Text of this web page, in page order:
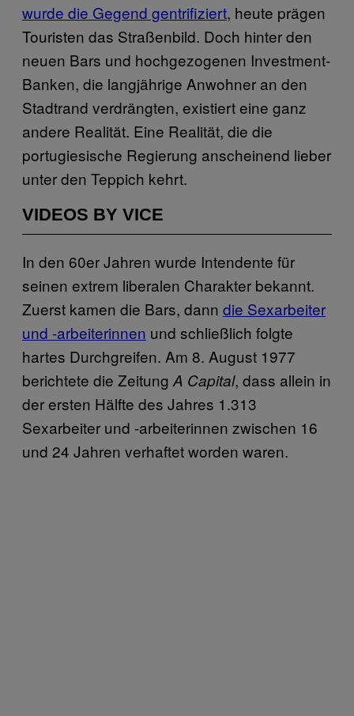
wurde die Gegend gentrifiziert, heute prägen
Touristen das Straßenbild. Doch hinter den
neuen Bars und hochgezogenen Investment-
Banken, die langjährige Anwohner an den
Stadtrand verdrängten, existiert eine ganz
andere Realität. Eine Realität, die die
portugiesische Regierung anscheinend lieber
unter den Teppich kehrt.
VIDEOS BY VICE
In den 60er Jahren wurde Intendente für
seinen extrem liberalen Charakter bekannt.
Zuerst kamen die Bars, dann die Sexarbeiter
und -arbeiterinnen und schließlich folgte
hartes Durchgreifen. Am 8. August 1977
berichtete die Zeitung A Capital, dass allein in
der ersten Hälfte des Jahres 1.313
Sexarbeiter und -arbeiterinnen zwischen 16
und 24 Jahren verhaftet worden waren.